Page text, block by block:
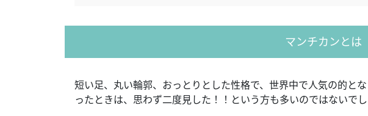
マンチカンとは
短い足、丸い輪郭、おっとりとした性格で、世界中で人気の的と
ったときは、思わず二度見した！！という方も多いのではないでし